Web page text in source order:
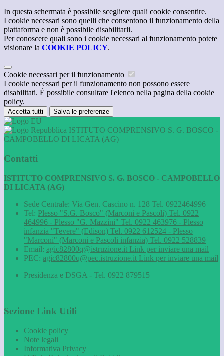
In questa schermata è possibile scegliere quali cookie consentire.
I cookie necessari sono quelli che consentono il funzionamento della
piattaforma e non è possibile disabilitarli.
Per conoscere quali sono i cookie necessari al funzionamento potete
visionare la COOKIE POLICY.
Cookie necessari per il funzionamento
I cookie necessari per il funzionamento non possono essere
disabilitati. È possibile consultare l'elenco nella pagina della cookie
policy.
Accetta tutti Salva le preferenze
ISTITUTO COMPRENSIVO S. G. BOSCO -
CAMPOBELLO DI LICATA (AG)
Contatti
ISTITUTO COMPRENSIVO S. G. BOSCO - CAMPOBELLO
DI LICATA (AG)
Sede Centrale: Via Gen. Cascino n. 128 Tel. 0922464996
Tel: Plesso "S.G. Bosco" (Marconi e Pascoli) Tel. 0922
464996 - Plesso "G. Mazzini" Tel. 0922 463976 - Plesso
infanzia "Tevere" (Edison) Tel. 0922 612524 - Plesso
"Marconi" (Marconi e Pascoli infanzia) Tel. 0922 528839
Email: agic82800q@istruzione.it Link per inviare una mail
PEC: agic82800q@pec.istruzione.it Link per inviare una mail
Presidenza e DSGA - Tel. 0922 879515
Sezione Link Utili
Cookie policy
Note legali
Informativa Privacy